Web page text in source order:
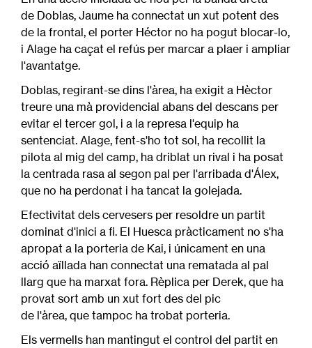
de Doblas, Jaume ha connectat un xut potent des
de la frontal, el porter Héctor no ha pogut blocar-lo,
i Alage ha caçat el refús per marcar a plaer i ampliar
l'avantatge.
Doblas, regirant-se dins l'àrea, ha exigit a Hèctor
treure una mà providencial abans del descans per
evitar el tercer gol, i a la represa l'equip ha
sentenciat. Alage, fent-s'ho tot sol, ha recollit la
pilota al mig del camp, ha driblat un rival i ha posat
la centrada rasa al segon pal per l'arribada d'Álex,
que no ha perdonat i ha tancat la golejada.
Efectivitat dels cervesers per resoldre un partit
dominat d'inici a fi. El Huesca pràcticament no s'ha
apropat a la porteria de Kai, i únicament en una
acció aïllada han connectat una rematada al pal
llarg que ha marxat fora. Rèplica per Derek, que ha
provat sort amb un xut fort des del pic
de l'àrea, que tampoc ha trobat porteria.
Els vermells han mantingut el control del partit en